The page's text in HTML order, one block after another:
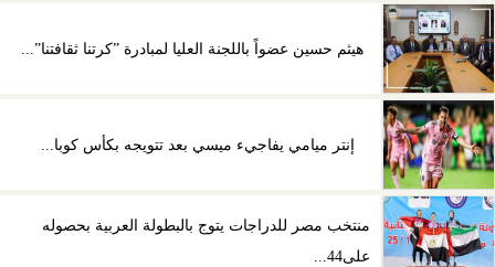
هيثم حسين عضواً باللجنة العليا لمبادرة ”كرتنا ثقافتنا”...
إنتر ميامي يفاجيء ميسي بعد تتويجه بكأس كوبا...
منتخب مصر للدراجات يتوج بالبطولة العربية بحصوله
على44...